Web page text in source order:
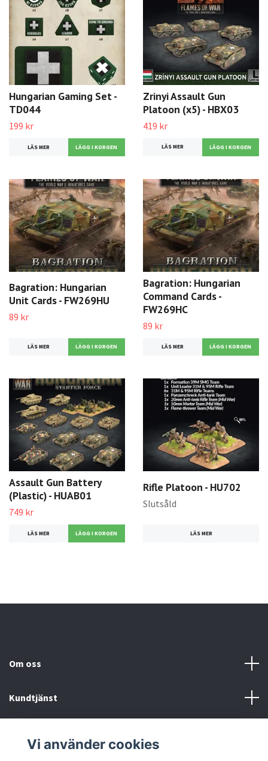
Hungarian Gaming Set -
TD044
199 kr
LÄS MER
Zrinyi Assault Gun
Platoon (x5) - HBX03
419 kr
LÄS MER
Bagration: Hungarian
Unit Cards - FW269HU
89 kr
LÄS MER
Bagration: Hungarian
Command Cards -
FW269HC
89 kr
LÄS MER
Assault Gun Battery
(Plastic) - HUAB01
749 kr
LÄS MER
Rifle Platoon - HU702
Slutsåld
LÄS MER
Om oss
Kundtjänst
Vi använder cookies